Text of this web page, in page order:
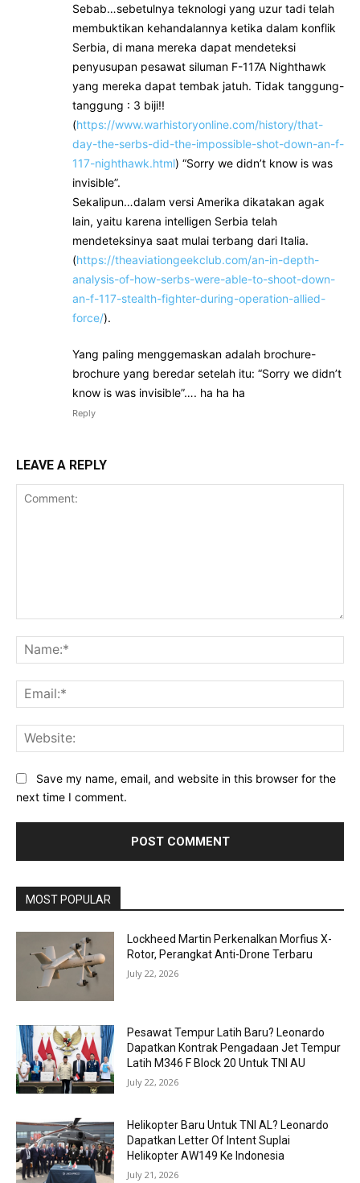
Sebab…sebetulnya teknologi yang uzur tadi telah
membuktikan kehandalannya ketika dalam konflik
Serbia, di mana mereka dapat mendeteksi
penyusupan pesawat siluman F-117A Nighthawk
yang mereka dapat tembak jatuh. Tidak tanggung-
tanggung : 3 biji!!
(https://www.warhistoryonline.com/history/that-
day-the-serbs-did-the-impossible-shot-down-an-f-
117-nighthawk.html) “Sorry we didn’t know is was
invisible”.
Sekalipun…dalam versi Amerika dikatakan agak
lain, yaitu karena intelligen Serbia telah
mendeteksinya saat mulai terbang dari Italia.
(https://theaviationgeekclub.com/an-in-depth-
analysis-of-how-serbs-were-able-to-shoot-down-
an-f-117-stealth-fighter-during-operation-allied-
force/).
Yang paling menggemaskan adalah brochure-
brochure yang beredar setelah itu: “Sorry we didn’t
know is was invisible”…. ha ha ha
Reply
LEAVE A REPLY
Save my name, email, and website in this browser for the
next time I comment.
MOST POPULAR
Lockheed Martin Perkenalkan Morfius X-
Rotor, Perangkat Anti-Drone Terbaru
July 22, 2026
Pesawat Tempur Latih Baru? Leonardo
Dapatkan Kontrak Pengadaan Jet Tempur
Latih M346 F Block 20 Untuk TNI AU
July 22, 2026
Helikopter Baru Untuk TNI AL? Leonardo
Dapatkan Letter Of Intent Suplai
Helikopter AW149 Ke Indonesia
July 21, 2026